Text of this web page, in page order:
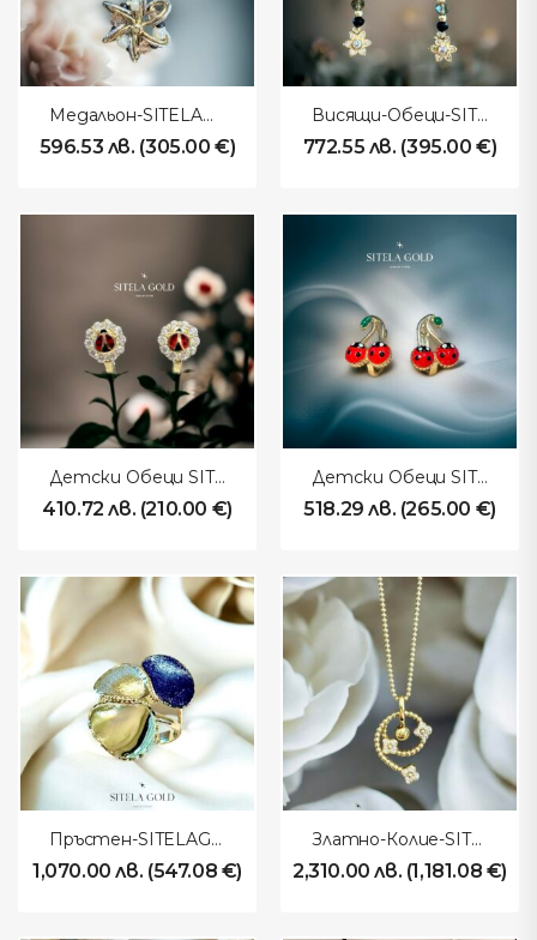
Медальон-SITELAGOLD-260112
596.53 лв. (305.00€)
Висящи-Обеци-SITELAGOLD-260111
772.55 лв. (395.00€)
Детски Обеци SITELAGOLD 260110
410.72лв. (210.00 €)
Детски Обеци SITELAGOLD 260109
518.29лв. (265.00 €)
Пръстен-SITELAGOLD-270108
1,070.00лв. (547.08 €)
Златно-Колие-SITELAGOLD-260107
2,310.00лв. (1,181.08 €)